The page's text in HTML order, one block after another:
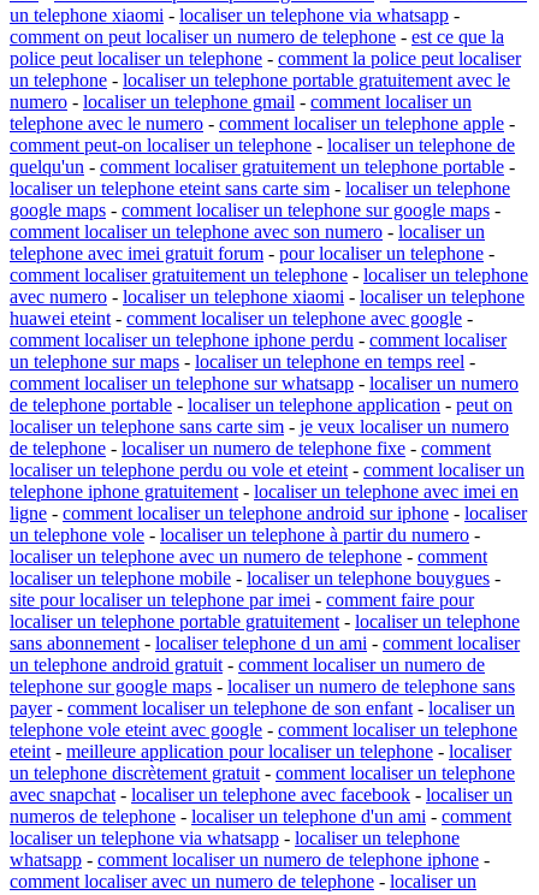
un telephone xiaomi - localiser un telephone via whatsapp -
comment on peut localiser un numero de telephone - est ce que la
police peut localiser un telephone - comment la police peut localiser
un telephone - localiser un telephone portable gratuitement avec le
numero - localiser un telephone gmail - comment localiser un
telephone avec le numero - comment localiser un telephone apple -
comment peut-on localiser un telephone - localiser un telephone de
quelqu'un - comment localiser gratuitement un telephone portable -
localiser un telephone eteint sans carte sim - localiser un telephone
google maps - comment localiser un telephone sur google maps -
comment localiser un telephone avec son numero - localiser un
telephone avec imei gratuit forum - pour localiser un telephone -
comment localiser gratuitement un telephone - localiser un telephone
avec numero - localiser un telephone xiaomi - localiser un telephone
huawei eteint - comment localiser un telephone avec google -
comment localiser un telephone iphone perdu - comment localiser
un telephone sur maps - localiser un telephone en temps reel -
comment localiser un telephone sur whatsapp - localiser un numero
de telephone portable - localiser un telephone application - peut on
localiser un telephone sans carte sim - je veux localiser un numero
de telephone - localiser un numero de telephone fixe - comment
localiser un telephone perdu ou vole et eteint - comment localiser un
telephone iphone gratuitement - localiser un telephone avec imei en
ligne - comment localiser un telephone android sur iphone - localiser
un telephone vole - localiser un telephone à partir du numero -
localiser un telephone avec un numero de telephone - comment
localiser un telephone mobile - localiser un telephone bouygues -
site pour localiser un telephone par imei - comment faire pour
localiser un telephone portable gratuitement - localiser un telephone
sans abonnement - localiser telephone d un ami - comment localiser
un telephone android gratuit - comment localiser un numero de
telephone sur google maps - localiser un numero de telephone sans
payer- comment localiser un telephone de son enfant - localiser un
telephone vole eteint avec google - comment localiser un telephone
eteint - meilleure application pour localiser un telephone - localiser
un telephone discrètement gratuit - comment localiser un telephone
avec snapchat - localiser un telephone avec facebook - localiser un
numeros de telephone - localiser un telephone d'un ami - comment
localiser un telephone via whatsapp - localiser un telephone
whatsapp - comment localiser un numero de telephone iphone -
comment localiser avec un numero de telephone - localiser un